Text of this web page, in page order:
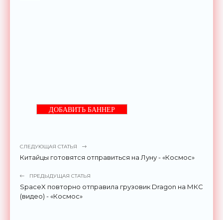
ДОБАВИТЬ БАННЕР
СЛЕДУЮЩАЯ СТАТЬЯ
Китайцы готовятся отправиться на Луну - «Космос»
ПРЕДЫДУЩАЯ СТАТЬЯ
SpaceX повторно отправила грузовик Dragon на МКС
(видео) - «Космос»